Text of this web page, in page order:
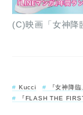
(C)映画「女神降
Kucci 『女神降臨
『FLASH THE